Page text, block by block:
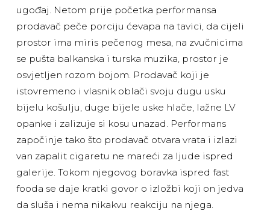
ugođaj. Netom prije početka performansa
prodavač peče porciju ćevapa na tavici, da cijeli
prostor ima miris pečenog mesa, na zvučnicima
se pušta balkanska i turska muzika, prostor je
osvjetljen rozom bojom. Prodavač koji je
istovremeno i vlasnik oblači svoju dugu usku
bijelu košulju, duge bijele uske hlače, lažne LV
opanke i zalizuje si kosu unazad. Performans
započinje tako što prodavač otvara vrata i izlazi
van zapalit cigaretu ne mareći za ljude ispred
galerije. Tokom njegovog boravka ispred fast
fooda se daje kratki govor o izložbi koji on jedva
da sluša i nema nikakvu reakciju na njega.